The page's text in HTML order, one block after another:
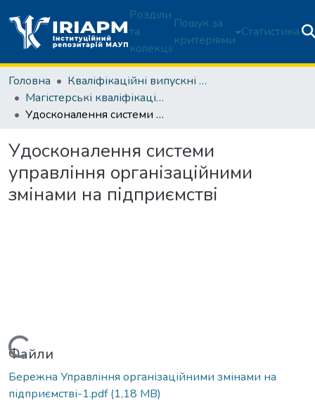
Розділи
та
колекції
Пошук за
критеріями
Статистика
Головна
Кваліфікаційні випускні роботи здобувачів вищої освіти
Магістерські кваліфікаційні роботи
Удосконалення системи управління організаційними змінами на підприємстві
Удосконалення системи
управління організаційними
змінами на підприємстві
Вантажиться...
Файли
Бережна Управління організаційними змінами на
підприємстві-1.pdf(1,18 MB)